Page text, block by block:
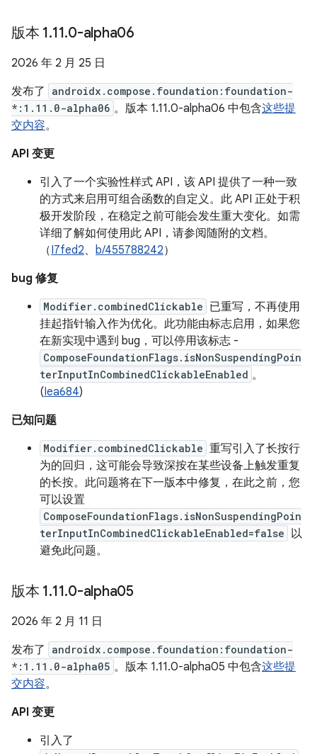
版本 1.11.0-alpha06
2026 年 2 月 25 日
发布了
androidx.compose.foundation:foundation-
*:1.11.0-alpha06 。版本 1.11.0-alpha06 中包含这些提
交内容。
API 变更
引入了一个实验性样式 API，该 API 提供了一种一致
的方式来启用可组合函数的自定义。此 API 正处于积
极开发阶段，在稳定之前可能会发生重大变化。如需
详细了解如何使用此 API，请参阅随附的文档。
（I7fed2、 b/455788242）
bug 修复
Modifier.combinedClickable 已重写，不再使用
挂起指针输入作为优化。此功能由标志启用，如果您
在新实现中遇到 bug，可以停用该标志 -
ComposeFoundationFlags.isNonSuspendingPoin
terInputInCombinedClickableEnabled 。
(Iea684)
已知问题
Modifier.combinedClickable 重写引入了长按行
为的回归，这可能会导致深按在某些设备上触发重复
的长按。此问题将在下一版本中修复，在此之前，您
可以设置
ComposeFoundationFlags.isNonSuspendingPoin
terInputInCombinedClickableEnabled=false 以
避免此问题。
版本 1.11.0-alpha05
2026 年 2 月 11 日
发布了
androidx.compose.foundation:foundation-
*:1.11.0-alpha05 。版本 1.11.0-alpha05 中包含这些提
交内容。
API 变更
引入了